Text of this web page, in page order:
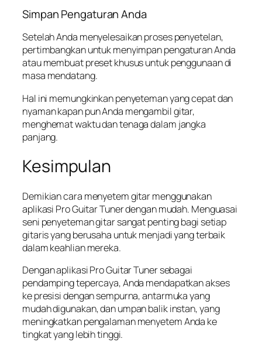
Simpan Pengaturan Anda
Setelah Anda menyelesaikan proses penyetelan,
pertimbangkan untuk menyimpan pengaturan Anda
atau membuat preset khusus untuk penggunaan di
masa mendatang.
Hal ini memungkinkan penyeteman yang cepat dan
nyaman kapan pun Anda mengambil gitar,
menghemat waktu dan tenaga dalam jangka
panjang.
Kesimpulan
Demikian cara menyetem gitar menggunakan
aplikasi Pro Guitar Tuner dengan mudah. Menguasai
seni penyeteman gitar sangat penting bagi setiap
gitaris yang berusaha untuk menjadi yang terbaik
dalam keahlian mereka.
Dengan aplikasi Pro Guitar Tuner sebagai
pendamping tepercaya, Anda mendapatkan akses
ke presisi dengan sempurna, antarmuka yang
mudah digunakan, dan umpan balik instan, yang
meningkatkan pengalaman menyetem Anda ke
tingkat yang lebih tinggi.